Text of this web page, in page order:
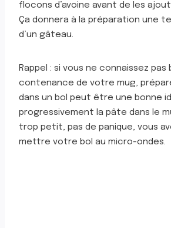
flocons d’avoine avant de les
Ça donnera à la préparation une
d’un gâteau.
Rappel : si vous ne connaissez pas
contenance de votre mug,
dans un bol peut être une bonne
progressivement la pâte dans le
trop petit, pas de panique, vous
mettre votre bol au micro-ondes.